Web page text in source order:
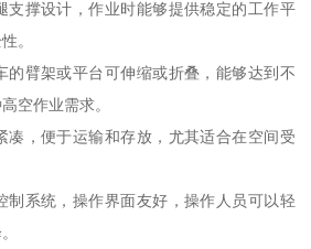
支撑设计，作业时能够提供稳定的工作平
。
的臂架或平台可伸缩或折叠，能够达到不
空作业需求。
凑，便于运输和存放，尤其适合在空间受
制系统，操作界面友好，操作人员可以轻